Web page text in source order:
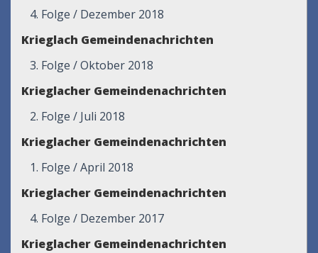
4. Folge / Dezember 2018
Krieglach Gemeindenachrichten
3. Folge / Oktober 2018
Krieglacher Gemeindenachrichten
2. Folge / Juli 2018
Krieglacher Gemeindenachrichten
1. Folge / April 2018
Krieglacher Gemeindenachrichten
4. Folge / Dezember 2017
Krieglacher Gemeindenachrichten